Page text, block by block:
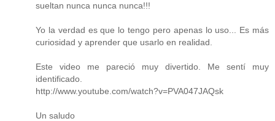
sueltan nunca nunca nunca!!!
Yo la verdad es que lo tengo pero apenas lo uso... Es más
curiosidad y aprender que usarlo en realidad.
Este video me pareció muy divertido. Me sentí muy
identificado.
http://www.youtube.com/watch?v=PVA047JAQsk
Un saludo